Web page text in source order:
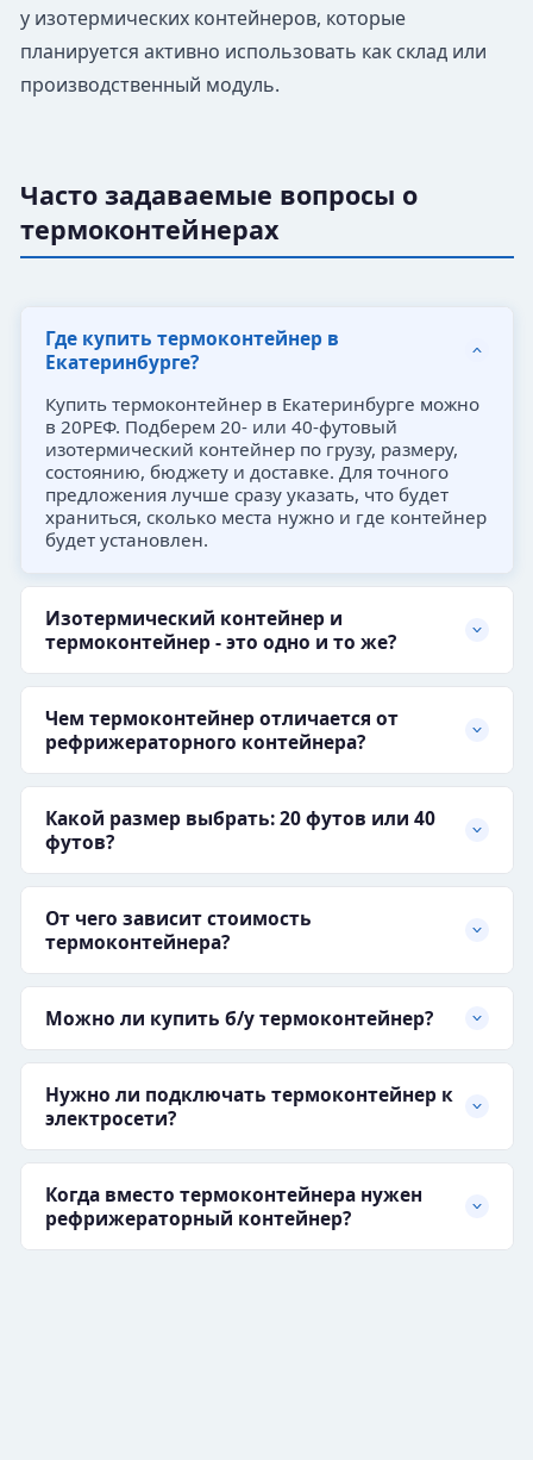
у изотермических контейнеров, которые
планируется активно использовать как склад или
производственный модуль.
Часто задаваемые вопросы о
термоконтейнерах
Где купить термоконтейнер в
Екатеринбурге?
Купить термоконтейнер в Екатеринбурге можно
в 20РЕФ. Подберем 20- или 40-футовый
изотермический контейнер по грузу, размеру,
состоянию, бюджету и доставке. Для точного
предложения лучше сразу указать, что будет
храниться, сколько места нужно и где контейнер
будет установлен.
Изотермический контейнер и
термоконтейнер - это одно и то же?
Чем термоконтейнер отличается от
рефрижераторного контейнера?
Какой размер выбрать: 20 футов или 40
футов?
От чего зависит стоимость
термоконтейнера?
Можно ли купить б/у термоконтейнер?
Нужно ли подключать термоконтейнер к
электросети?
Когда вместо термоконтейнера нужен
рефрижераторный контейнер?